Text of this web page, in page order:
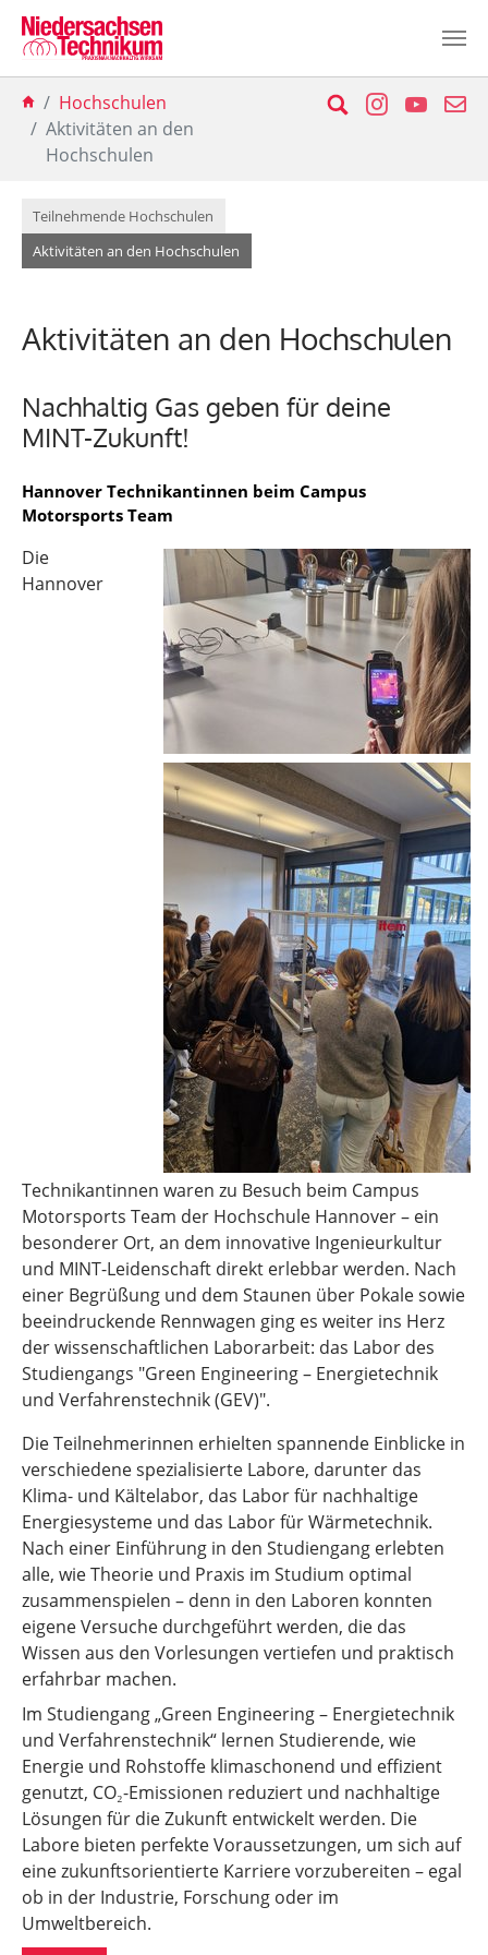
SucheInstagramE-
Hochschulen
Aktivitäten an den
Hochschulen
Teilnehmende Hochschulen
Aktivitäten an den Hochschulen
Aktivitäten an den Hochschulen
Nachhaltig Gas geben für deine
MINT-Zukunft!
Hannover Technikantinnen beim Campus
Motorsports Team
Die
Hannover
Technikantinnen waren zu Besuch beim Campus
Motorsports Team der Hochschule Hannover – ein
besonderer Ort, an dem innovative Ingenieurkultur
und MINT-Leidenschaft direkt erlebbar werden. Nach
einer Begrüßung und dem Staunen über Pokale sowie
beeindruckende Rennwagen ging es weiter ins Herz
der wissenschaftlichen Laborarbeit: das Labor des
Studiengangs "Green Engineering – Energietechnik
und Verfahrenstechnik (GEV)".
Die Teilnehmerinnen erhielten spannende Einblicke in
verschiedene spezialisierte Labore, darunter das
Klima- und Kältelabor, das Labor für nachhaltige
Energiesysteme und das Labor für Wärmetechnik.
Nach einer Einführung in den Studiengang erlebten
alle, wie Theorie und Praxis im Studium optimal
zusammenspielen – denn in den Laboren konnten
eigene Versuche durchgeführt werden, die das
Wissen aus den Vorlesungen vertiefen und praktisch
erfahrbar machen.
Im Studiengang „Green Engineering – Energietechnik
und Verfahrenstechnik“ lernen Studierende, wie
Energie und Rohstoffe klimaschonend und effizient
genutzt, CO₂-Emissionen reduziert und nachhaltige
Lösungen für die Zukunft entwickelt werden. Die
Labore bieten perfekte Voraussetzungen, um sich auf
eine zukunftsorientierte Karriere vorzubereiten – egal
ob in der Industrie, Forschung oder im
Umweltbereich.